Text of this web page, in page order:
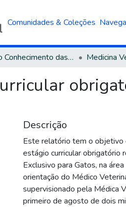
Comunidades & Coleções
Área do Conhecimento das Ciências Agrárias
Descrição
Este relatório tem o objetivo
estágio curricular obrigatório
Exclusivo para Gatos, na
orientação do Médico
supervisionado pela Médica
primeiro de agosto de dois